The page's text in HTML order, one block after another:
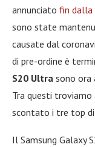
annunciato fin dalla
sono state
causate dal
di pre-ordine è
S20 Ultra sono ora
Tra questi troviamo
scontato i tre top di
Il Samsung Galaxy